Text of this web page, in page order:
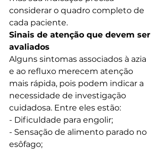
considerar o quadro completo de
cada paciente.
Sinais de atenção que devem ser
avaliados
Alguns sintomas associados à azia
e ao refluxo merecem atenção
mais rápida, pois podem indicar a
necessidade de investigação
cuidadosa. Entre eles estão:
- Dificuldade para engolir;
- Sensação de alimento parado no
esôfago;